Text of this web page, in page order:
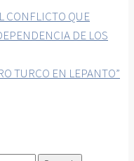
CONFLICTO QUE
DE LOS
TURCO EN LEPANTO”